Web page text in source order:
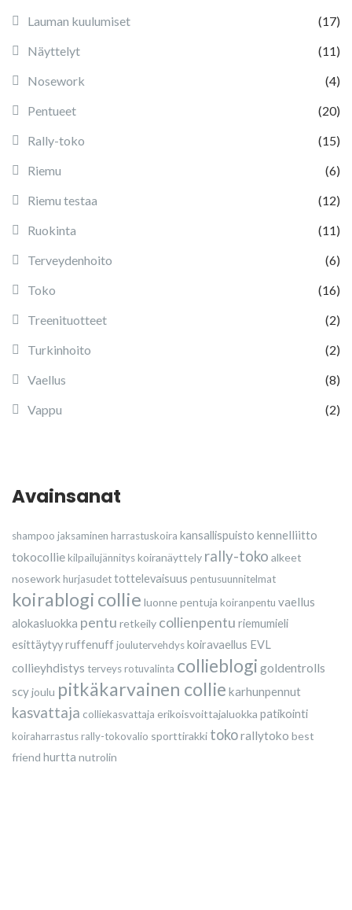
Lauman kuulumiset
(17)
Näyttelyt
(11)
Nosework
(4)
Pentueet
(20)
Rally-toko
(15)
Riemu
(6)
Riemu testaa
(12)
Ruokinta
(11)
Terveydenhoito
(6)
Toko
(16)
Treenituotteet
(2)
Turkinhoito
(2)
Vaellus
(8)
Vappu
(2)
Avainsanat
shampoo jaksaminen harrastuskoira kansallispuisto kennelliitto
tokocolliekilpailujännityskoiranäyttely rally-toko alkeet
noseworkhurjasudettottelevaisuus pentusuunnitelmat
koirablogi collie luonnepentuja koiranpentu vaellus
alokasluokka pentu retkeily collienpentu riemumieli
esittäytyyruffenuffjoulutervehdyskoiravaellus EVL
collieyhdistys terveysrotuvalinta collieblogi goldentrolls
scyjoulu pitkäkarvainen collie karhunpennut
kasvattaja colliekasvattaja erikoisvoittajaluokka patikointi
koiraharrastusrally-tokovalio sporttirakki tokorallytoko best
friend hurtta nutrolin